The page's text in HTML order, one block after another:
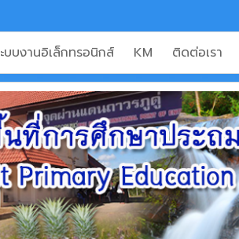
บบงานอิเล็กทรอนิกส์ KM ติดต่อเรา